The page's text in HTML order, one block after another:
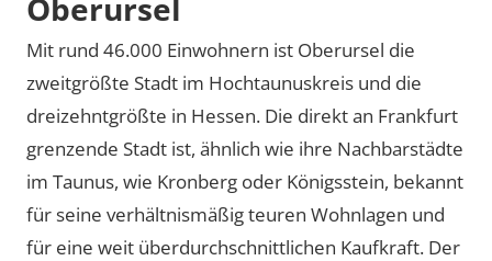
Mit rund 46.000 Einwohnern ist Oberursel die
zweitgrößte Stadt im Hochtaunuskreis und die
dreizehntgrößte in Hessen. Die direkt an Frankfurt
grenzende Stadt ist, ähnlich wie ihre Nachbarstädte
im Taunus, wie Kronberg oder Königsstein, bekannt
für seine verhältnismäßig teuren Wohnlagen und
für eine weit überdurchschnittlichen Kaufkraft. Der